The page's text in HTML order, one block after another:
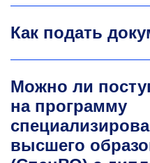
Преподаватель-
АО «РЖД», начальник
Почетная грамота
промышленности и
Как подать
Можно ли
на программу
высшего